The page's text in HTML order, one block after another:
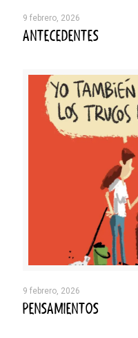
9 febrero, 2026
ANTECEDENTES
9 febrero, 2026
PENSAMIENTOS